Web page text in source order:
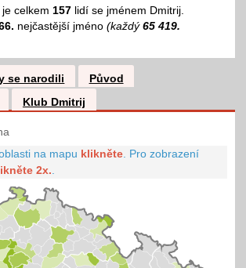
celkem 157lidí se jménem Dmitrij.
nejčastější jméno (každý 65 419.
se narodili
Původ
Klub Dmitrij
na mapu klikněte Pro zobrazení
2x.